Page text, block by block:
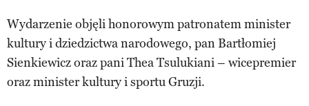
Wydarzenie objęli honorowym patronatem minister
kultury i dziedzictwa narodowego, pan Bartłomiej
Sienkiewicz oraz pani Thea Tsulukiani – wicepremier
oraz minister kultury i sportu Gruzji.